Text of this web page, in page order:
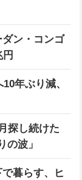
ン・コンゴ
年ぶり減、
探し続けた
波」
暮らす、ヒ